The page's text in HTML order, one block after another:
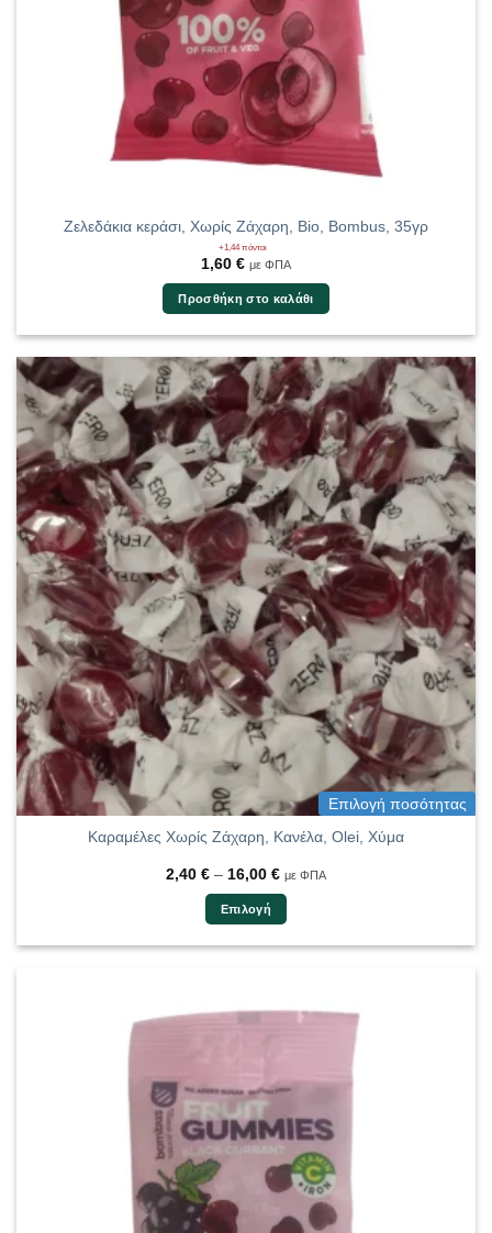
Ζελεδάκια κεράσι, Χωρίς Ζάχαρη, Bio, Bombus, 35γρ
+1,44 πόντοι
1,60 € με ΦΠΑ
Προσθήκη στο καλάθι
Επιλογή ποσότητας
Καραμέλες Χωρίς Ζάχαρη, Κανέλα, Olei, Χύμα
2,40 € – 16,00 €Price
2,40 €
through
με ΦΠΑ
Επιλογή
πολλαπλές
επιλογές
μπορούν
να
επιλεγούν
στη